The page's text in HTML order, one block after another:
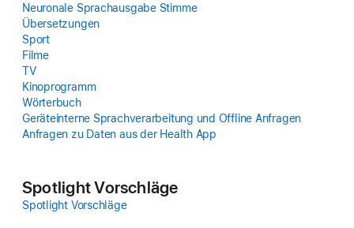
Neuronale Sprach­ausgabe Stimme
Über­setzungen
Sport
Filme
TV
Kinoprogramm
Wörterbuch
Geräteinterne Sprach­verarbeitung und Offline Anfragen
Anfragen zu Daten aus der Health App
Spot­light Vor­schläge
Spot­light Vor­schläge